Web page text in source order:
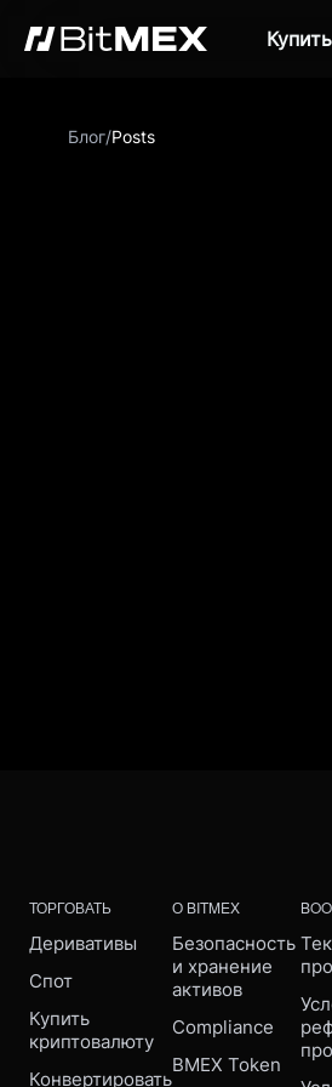
Блог/Posts
ТОРГОВАТЬ
Деривативы
Спот
Купить
криптовалюту
Конвертировать
О BITMEX
Безопасность
и хранение
активов
Compliance
BMEX Token